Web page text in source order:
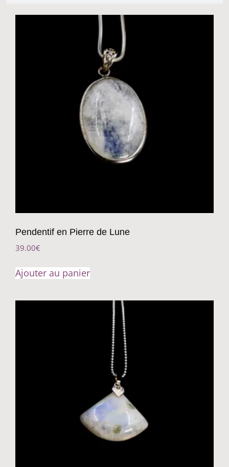
Pendentif en Pierre de Lune
39.00€
Ajouter au panier